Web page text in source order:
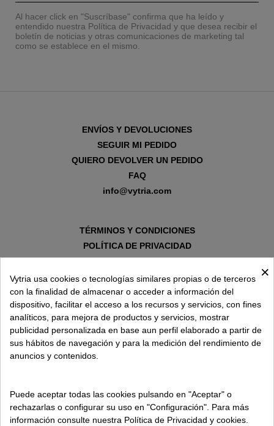
Al hacer click en "Suscríbase" confirma que ha leído y
entendido nuestra Política de Privacidad y que desea recibir el
boletín de noticias y otras comunicaciones de marketing tal
como se establece en el mismo.
ENVÍOS Y DEVOLUCIONES
SEGUIR MI PEDIDO
QUIERO DEVOLVER UN PEDIDO
FAQ
info@vytria.com
TÉRMINOS Y CONDICIONES
POLÍTICA DE PRIVACIDAD
AVISO LEGAL
POLÍTICA DE COOKIES
SOBRE VYTRIA
×
Vytria usa cookies o tecnologías similares propias o de terceros
con la finalidad de almacenar o acceder a información del
dispositivo, facilitar el acceso a los recursos y servicios, con fines
analíticos, para mejora de productos y servicios, mostrar
publicidad personalizada en base aun perfil elaborado a partir de
sus hábitos de navegación y para la medición del rendimiento de
anuncios y contenidos.
Puede aceptar todas las cookies pulsando en "Aceptar" o
rechazarlas o configurar su uso en "Configuración". Para más
información consulte nuestra Política de Privacidad y cookies.